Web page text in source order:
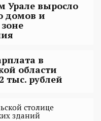
Урале выросло
домов и
в
области
тыс. рублей
столице
зданий